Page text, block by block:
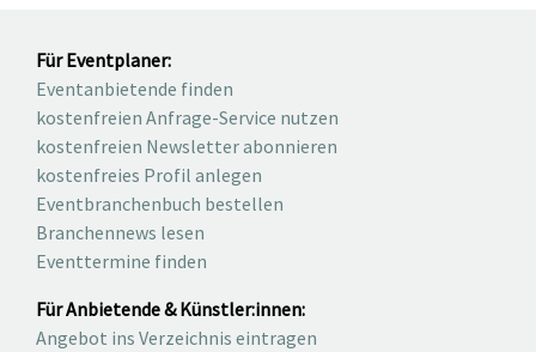
Für Eventplaner:
Eventanbietende finden
kostenfreien Anfrage-Service nutzen
kostenfreien Newsletter abonnieren
kostenfreies Profil anlegen
Eventbranchenbuch bestellen
Branchennews lesen
Eventtermine finden
Für Anbietende & Künstler:innen:
Angebot ins Verzeichnis eintragen